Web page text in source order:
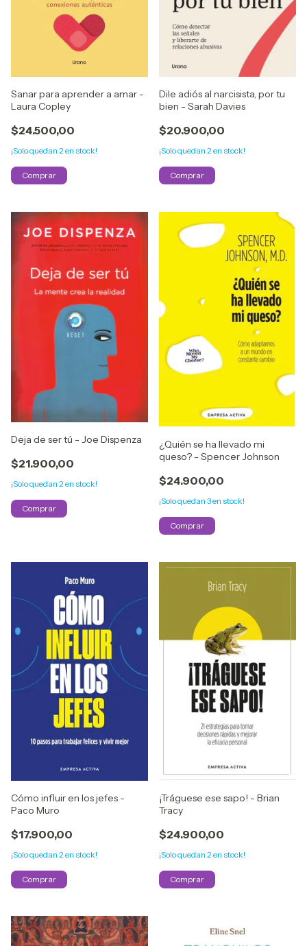
Sanar para aprender a amar -
Laura Copley
$24.500,00
¡Solo quedan 2 en stock!
Dile adiós al narcisista, por tu
bien - Sarah Davies
$20.900,00
¡Solo quedan 2en stock!
Deja de ser tú - Joe Dispenza
$21.900,00
¡Solo quedan 2 en stock!
¿Quién se ha llevado mi
queso? - Spencer Johnson
$24.900,00
¡Solo quedan 3en stock!
Cómo influir en los jefes -
Paco Muro
$17.900,00
¡Solo quedan 2en stock!
¡Tráguese ese sapo! - Brian
Tracy
$24.900,00
¡Solo quedan 2 en stock!